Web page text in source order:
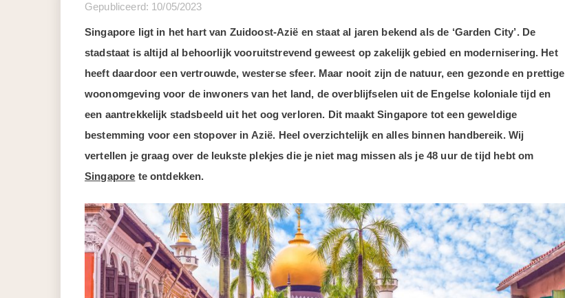
Gepubliceerd: 10/05/2023
Singapore ligt in het hart van Zuidoost-Azië en staat al jaren bekend als de ‘Garden City’. De
stadstaat is altijd al behoorlijk vooruitstrevend geweest op zakelijk gebied en modernisering. Het
heeft daardoor een vertrouwde, westerse sfeer. Maar nooit zijn de natuur, een gezonde en prettige
woonomgeving voor de inwoners van het land, de overblijfselen uit de Engelse koloniale tijd en
een aantrekkelijk stadsbeeld uit het oog verloren. Dit maakt Singapore tot een geweldige
bestemming voor een stopover in Azië. Heel overzichtelijk en alles binnen handbereik. Wij
vertellen je graag over de leukste plekjes die je niet mag missen als je 48 uur de tijd hebt om
Singapore te ontdekken.